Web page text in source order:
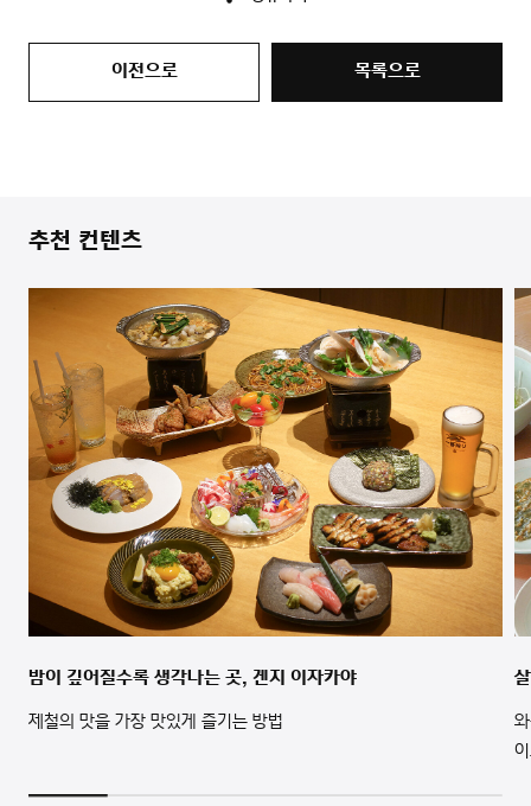
이전으로 목록으로
추천 컨텐츠
밤이 깊어질수록 생각나는 곳, 겐지 이자카야
제철의 맛을 가장 맛있게 즐기는 방법